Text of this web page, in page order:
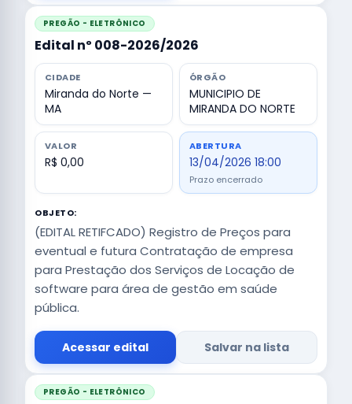
PREGÃO - ELETRÔNICO
Edital nº 008-2026/2026
CIDADE
Miranda do Norte —
MA
ÓRGÃO
MUNICIPIO DE
MIRANDA DO NORTE
VALOR
R$ 0,00
ABERTURA
13/04/2026 18:00
Prazo encerrado
OBJETO:
(EDITAL RETIFCADO) Registro de Preços para
eventual e futura Contratação de empresa
para Prestação dos Serviços de Locação de
software para área de gestão em saúde
pública.
Acessar edital Salvar na lista
PREGÃO - ELETRÔNICO